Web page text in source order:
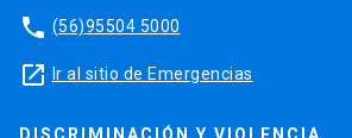
phone (56)95504 5000
launch Ir al sitio de Emergencias